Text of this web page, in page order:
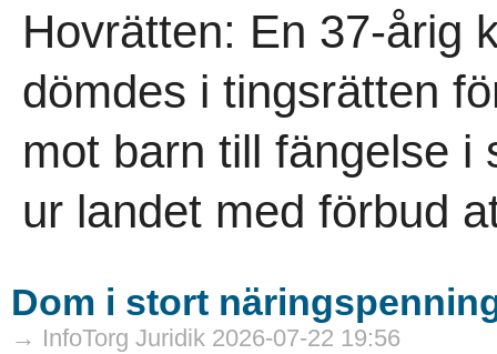
Hovrätten: En 37-årig
dömdes i tingsrätten
mot barn till fängelse i
ur landet med förbud
Dom i stort
→ InfoTorg Juridik 2026-07-22 19:56